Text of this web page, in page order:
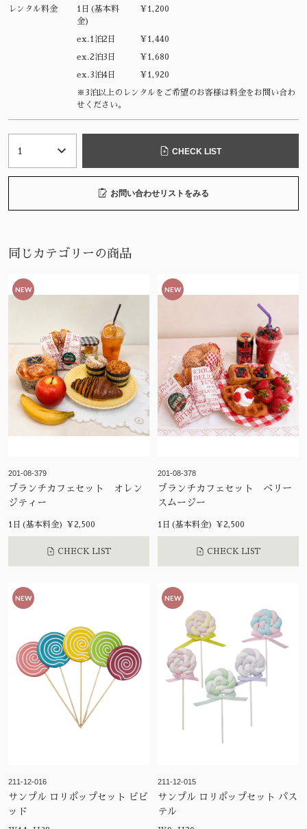
レンタル料金
1日(基本料
金)
¥1,200
ex.1泊2日 ¥1,440
ex.2泊3日 ¥1,680
ex.3泊4日 ¥1,920
※3泊以上のレンタルをご希望のお客様は料金をお問い合わ
せください。
CHECK LIST
お問い合わせリストをみる
同じカテゴリーの商品
NEW
201-08-379
ブランチカフェセット オレン
ジティー
1日(基本料金) ¥2,500
CHECK LIST
NEW
201-08-378
ブランチカフェセット ベリー
スムージー
1日(基本料金) ¥2,500
CHECK LIST
NEW
211-12-016
サンプル ロリポップセット ビビ
ッド
NEW
211-12-015
サンプル ロリポップセット パス
テル